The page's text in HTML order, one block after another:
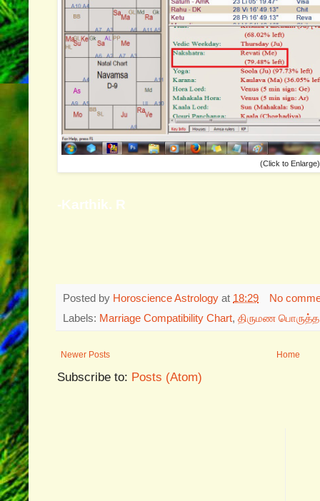
(Click to Enlarge)
-Karthik. R
Posted by Horoscience Astrology at 18:29
No
Labels: Marriage Compatibility Chart, திருமண
Newer Posts Home
Subscribe to: Posts (Atom)